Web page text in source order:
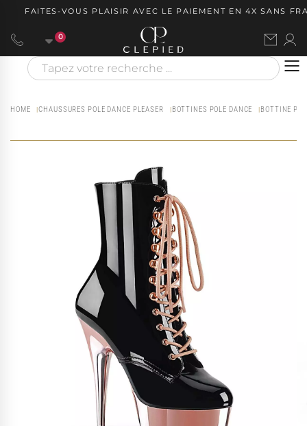
FAITES-VOUS PLAISIR AVEC LE PAIEMENT EN 4X SANS
0
HOME CHAUSSURES POLE DANCE PLEASER BOTTINES POLE DANCE